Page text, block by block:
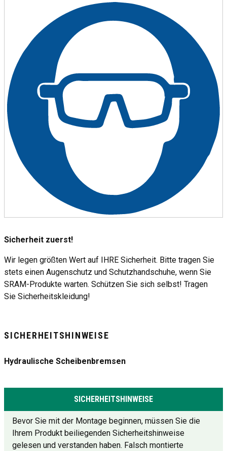
Sicherheit zuerst!
Wir legen größten Wert auf IHRE Sicherheit. Bitte tragen Sie
stets einen Augenschutz und Schutzhandschuhe, wenn Sie
SRAM-Produkte warten. Schützen Sie sich selbst! Tragen
Sie Sicherheitskleidung!
SICHERHEITSHINWEISE
Hydraulische Scheibenbremsen
SICHERHEITSHINWEISE
Bevor Sie mit der Montage beginnen, müssen Sie die
Ihrem Produkt beiliegenden Sicherheitshinweise
gelesen und verstanden haben. Falsch montierte